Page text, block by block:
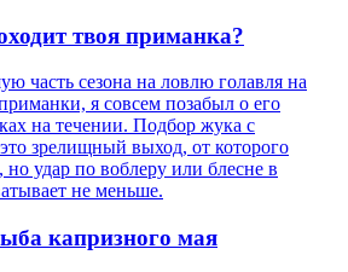
твоя приманка?
часть сезона на ловлю голавля на
я совсем позабыл о его
на течении. Подбор жука с
зрелищный выход, от которого
но удар по воблеру или блесне в
не меньше.
капризного мая